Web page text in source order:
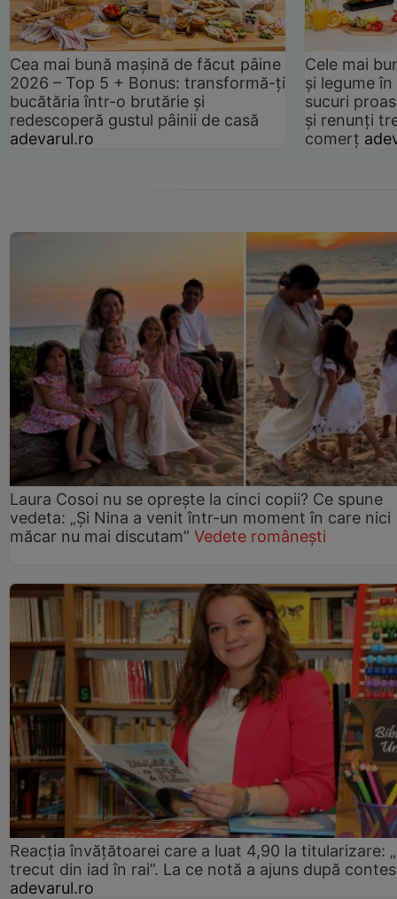
Cea mai bună mașină de făcut pâine
2026 – Top 5 + Bonus: transformă-ți
bucătăria într-o brutărie și
redescoperă gustul pâinii de casă
adevarul.ro
Cele mai
și legume
sucuri
și renunți
comerț
Laura Cosoi nu se oprește la cinci copii? Ce spune
vedeta: „Și Nina a venit într-un moment în care nici
măcar nu mai discutam” Vedete românești
Reacția învățătoarei care a luat 4,90 la titularizare:
trecut din iad în rai”. La ce notă a ajuns după
adevarul.ro